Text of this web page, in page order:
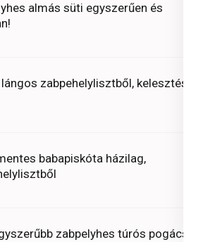
almás süti egyszerűen és
zabpehelylisztből, kelesztés
babapiskóta házilag,
zabpelyhes túrós pogácsa